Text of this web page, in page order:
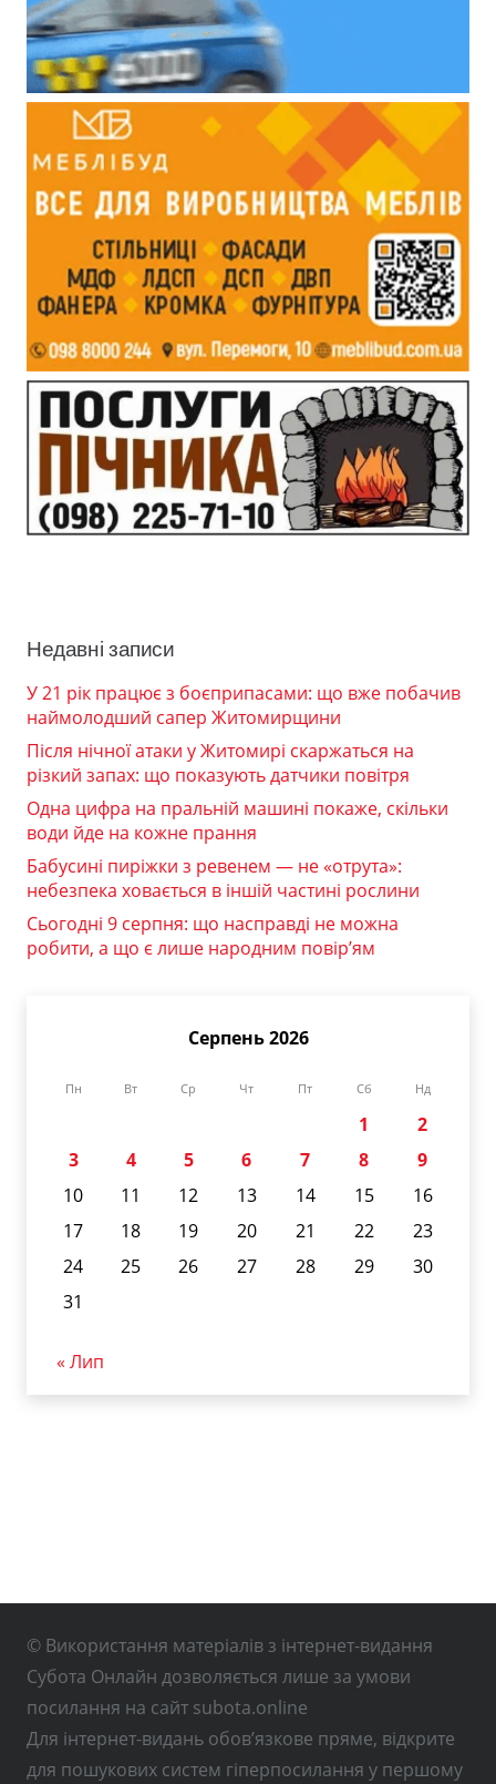
Недавні записи
У 21 рік працює з боєприпасами: що вже побачив
наймолодший сапер Житомирщини
Після нічної атаки у Житомирі скаржаться на
різкий запах: що показують датчики повітря
Одна цифра на пральній машині покаже, скільки
води йде на кожне прання
Бабусині пиріжки з ревенем — не «отрута»:
небезпека ховається в іншій частині рослини
Сьогодні 9 серпня: що насправді не можна
робити, а що є лише народним повір’ям
Серпень 2026
Пн Вт Ср Чт Пт Сб Нд
1
2
3
4 5 6 7 8
9
10
11 12 13 14 15
16
17
18 19 20 21 22
23
24
25 26 27 28 29
30
31
« Лип
© Використання матеріалів з інтернет-видання
Субота Онлайн дозволяється лише за умови
посилання на сайт subota.online
Для інтернет-видань обов’язкове пряме, відкрите
для пошукових систем гіперпосилання у першому